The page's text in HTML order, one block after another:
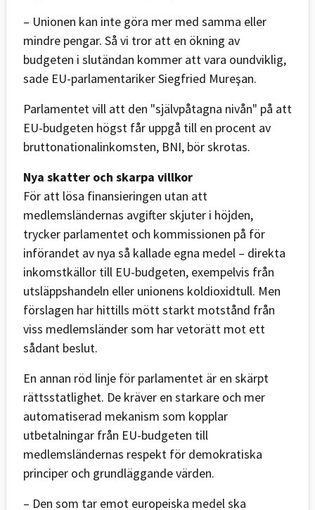
– Unionen kan inte göra mer med samma eller
mindre pengar. Så vi tror att en ökning av
budgeten i slutändan kommer att vara oundviklig,
sade EU-parlamentariker Siegfried Mureşan.
Parlamentet vill att den "självpåtagna nivån" på att
EU-budgeten högst får uppgå till en procent av
bruttonationalinkomsten, BNI, bör skrotas.
Nya skatter och skarpa villkor
För att lösa finansieringen utan att
medlemsländernas avgifter skjuter i höjden,
trycker parlamentet och kommissionen på för
införandet av nya så kallade egna medel – direkta
inkomstkällor till EU-budgeten, exempelvis från
utsläppshandeln eller unionens koldioxidtull. Men
förslagen har hittills mött starkt motstånd från
viss medlemsländer som har vetorätt mot ett
sådant beslut.
En annan röd linje för parlamentet är en skärpt
rättsstatlighet. De kräver en starkare och mer
automatiserad mekanism som kopplar
utbetalningar från EU-budgeten till
medlemsländernas respekt för demokratiska
principer och grundläggande värden.
– Den som tar emot europeiska medel ska